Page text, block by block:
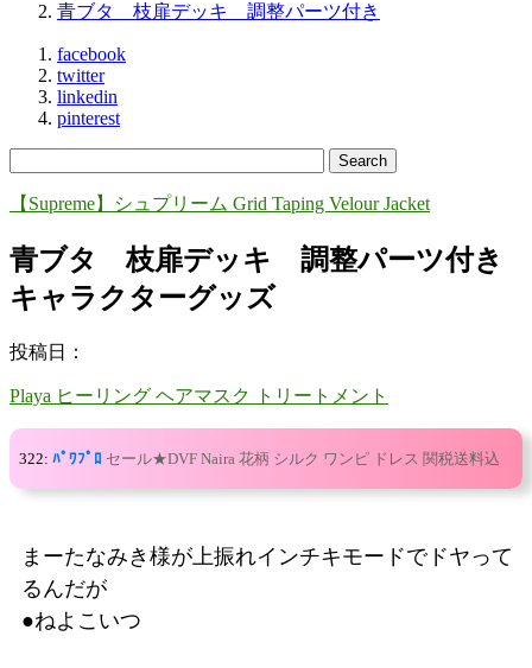
青ブタ 枝扉デッキ 調整パーツ付き
facebook
twitter
linkedin
pinterest
【Supreme】シュプリーム Grid Taping Velour Jacket
青ブタ 枝扉デッキ 調整パーツ付き
キャラクターグッズ
投稿日：
Playa ヒーリング ヘアマスク トリートメント
322: ﾊﾟﾜﾌﾟﾛ セール★DVF Naira 花柄 シルク ワンピ ドレス 関税送料込
まーたなみき様が上振れインチキモードでドヤって
るんだが
●ねよこいつ